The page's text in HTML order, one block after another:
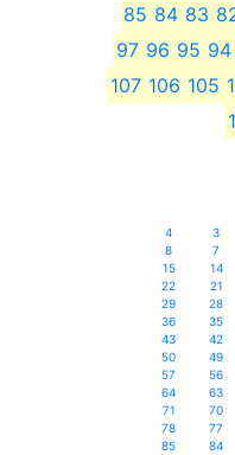
83
84
85
94
95
96
97
105
106
107
3
4
7
8
14
15
21
22
28
29
35
36
42
43
49
50
56
57
63
64
70
71
77
78
84
85